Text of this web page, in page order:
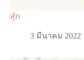
สุ๋ก
3 มีนาคม 2022